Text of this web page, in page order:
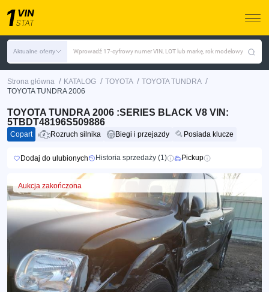
Aktualne oferty Wprowadź 17-cyfrowy numer VIN, LOT lub markę, rok modelowy
Strona główna / KATALOG / TOYOTA / TOYOTA TUNDRA /
TOYOTA TUNDRA 2006
TOYOTA TUNDRA 2006 :SERIES BLACK V8 VIN:
5TBDT48196S509886
Copart Rozruch silnika Biegi i przejazdy Posiada klucze
Dodaj do ulubionych Historia sprzedaży (1) Pickup
Aukcja zakończona